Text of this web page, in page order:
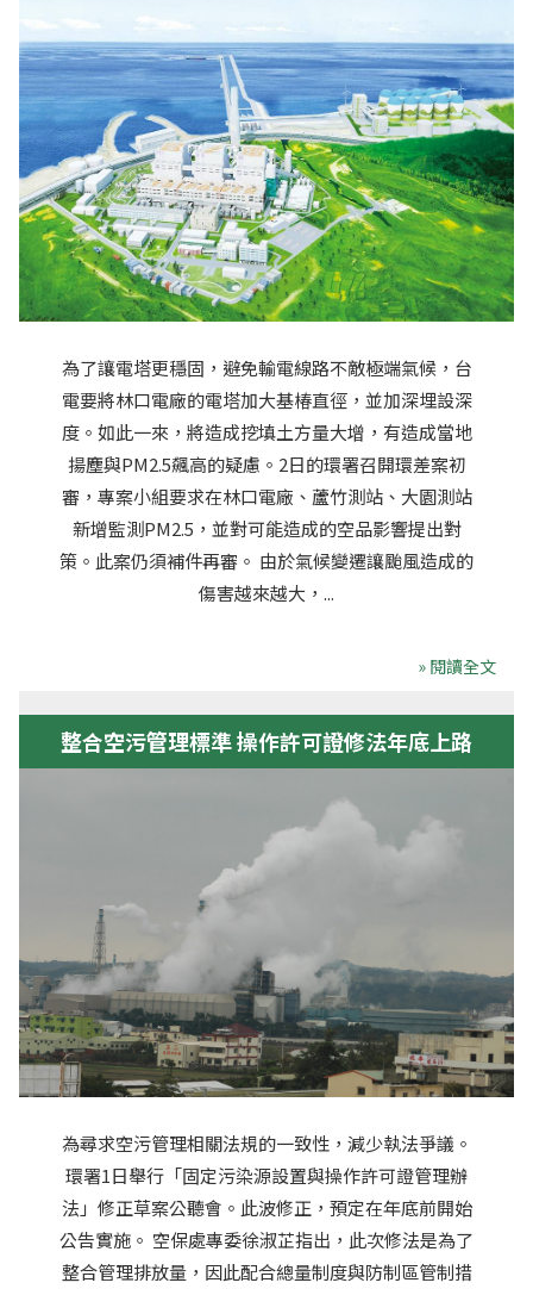
為了讓電塔更穩固，避免輸電線路不敵極端氣候，台
電要將林口電廠的電塔加大基椿直徑，並加深埋設深
度。如此一來，將造成挖填土方量大增，有造成當地
揚塵與PM2.5飆高的疑慮。2日的環署召開環差案初
審，專案小組要求在林口電廠、蘆竹測站、大園測站
新增監測PM2.5，並對可能造成的空品影響提出對
策。此案仍須補件再審。 由於氣候變遷讓颱風造成的
傷害越來越大，...
» 閱讀全文
整合空污管理標準 操作許可證修法年底上路
為尋求空污管理相關法規的一致性，減少執法爭議。
環署1日舉行「固定污染源設置與操作許可證管理辦
法」修正草案公聽會。此波修正，預定在年底前開始
公告實施。 空保處專委徐淑芷指出，此次修法是為了
整合管理排放量，因此配合總量制度與防制區管制措